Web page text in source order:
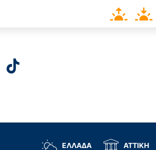
ΕΛΛΑΔΑ ΑΤΤΙΚΗ